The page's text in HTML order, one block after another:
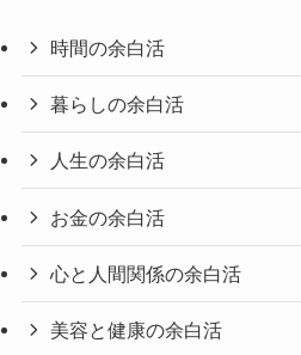
時間の余白活
暮らしの余白活
人生の余白活
お金の余白活
心と人間関係の余白活
美容と健康の余白活